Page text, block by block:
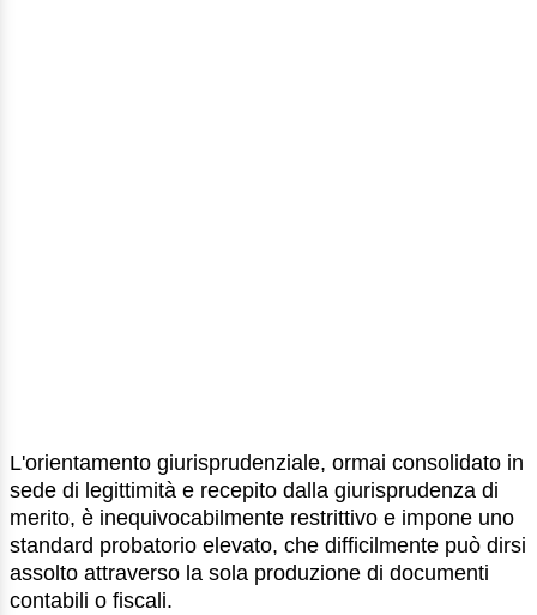
L'orientamento giurisprudenziale, ormai consolidato in
sede di legittimità e recepito dalla giurisprudenza di
merito, è inequivocabilmente restrittivo e impone uno
standard probatorio elevato, che difficilmente può dirsi
assolto attraverso la sola produzione di documenti
contabili o fiscali.